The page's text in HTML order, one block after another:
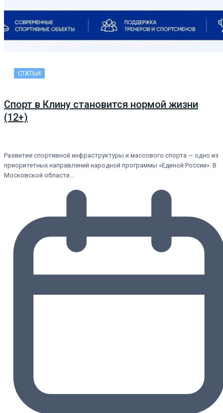
СТАТЬИ
Спорт в Клину становится нормой жизни
(12+)
Развитие спортивной инфраструктуры и массового спорта — одно из
приоритетных направлений народной программы «Единой России». В
Московской области…